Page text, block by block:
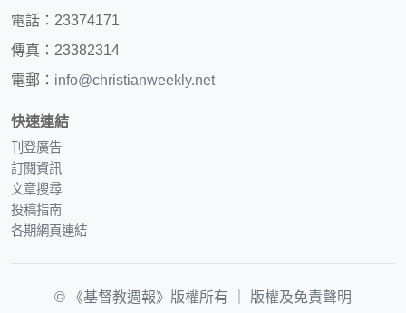
電話：23374171
傳真：23382314
電郵： info@christianweekly.net
快速連結
刊登廣告
訂閱資訊
文章搜尋
投稿指南
各期網頁連結
© 《基督教週報》版權所有 ｜ 版權及免責聲明